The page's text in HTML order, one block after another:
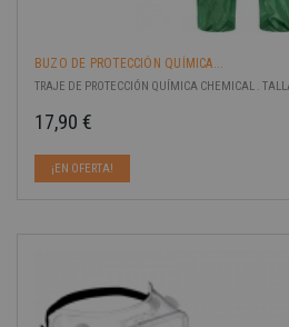
BUZO DE PROTECCIÓN QUÍMICA...
TRAJE DE PROTECCIÓN QUÍMICA CHEMICAL .
17,90 €
¡EN OFERTA!